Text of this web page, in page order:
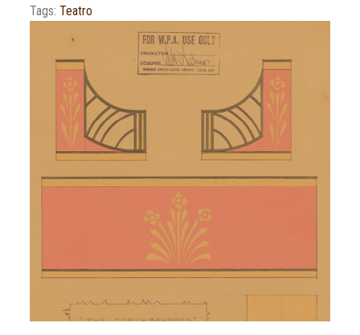
Tags:Teatro